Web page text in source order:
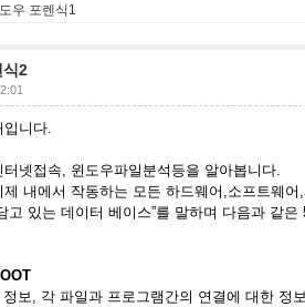
우 포렌식1
식2
입니다
터넷접속, 윈도우파일분석등을 알아봅니다.
제 내에서 작동하는 모든 하드웨어 ,소프트웨
고 있는 데이터 베이스”를 말하며 다음과 같은
보, 각 파일과 프로그램간의 연결에 대한 정